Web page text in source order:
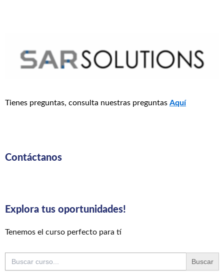
Tienes preguntas, consulta nuestras preguntas Aquí
Contáctanos
Explora tus oportunidades!
Tenemos el curso perfecto para tí
Buscar: